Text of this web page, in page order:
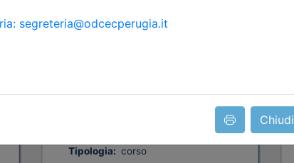
Chiudi
delegati alle vendite e
Tipologia: corso